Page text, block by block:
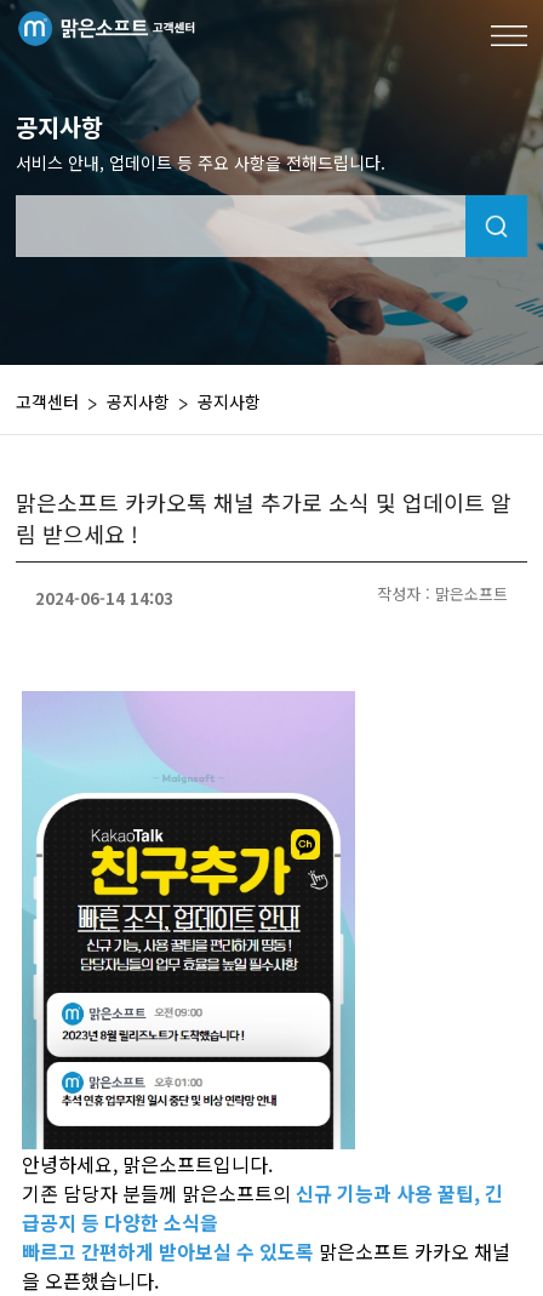
공지사항
서비스 안내, 업데이트 등 주요 사항을 전해드립니다.
고객센터 공지사항 공지사항
맑은소프트 카카오톡 채널 추가로 소식 및 업데이트 알
림 받으세요 !
2024-06-14 14:03 작성자 : 맑은소프트
안녕하세요, 맑은소프트입니다.
기존 담당자 분들께 맑은소프트의신규 기능과 사용 꿀팁, 긴
급공지 등 다양한 소식을
빠르고 간편하게 받아보실 수 있도록 맑은소프트 카카오 채널
을 오픈했습니다.